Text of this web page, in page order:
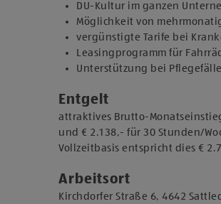
DU-Kultur im ganzen
Möglichkeit von
vergünstigte Tarife bei
Leasingprogramm für
Unterstützung bei
Entgelt
attraktives Brutto-
und € 2.138,- für 30 Stunden/
Vollzeitbasis entspricht dies €
Arbeitsort
​Kirchdorfer Straße 6, 4642